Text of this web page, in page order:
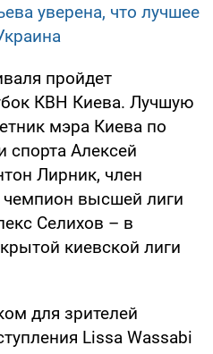
уверена, что лучшее
пройдет
КВН Киева. Лучшую
мэра Киева по
Алексей
Лирник, член
высшей лиги
Селихов – в
киевской лиги
для зрителей
Lissa Wassabi